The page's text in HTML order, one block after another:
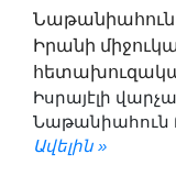
Իրանի
Իսրայէլի
Նաթանիահուն
Ավելին »